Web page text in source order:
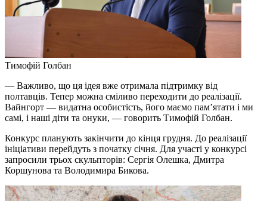
Тимофій Голбан
— Важливо, що ця ідея вже отримала підтримку від
полтавців. Тепер можна сміливо переходити до реалізації.
Вайнгорт — видатна особистість, його маємо пам’ятати і ми
самі, і наші діти та онуки, — говорить Тимофій Голбан.
Конкурс планують закінчити до кінця грудня. До реалізації
ініціативи перейдуть з початку січня. Для участі у конкурсі
запросили трьох скульпторів: Сергія Олешка, Дмитра
Коршунова та Володимира Бикова.